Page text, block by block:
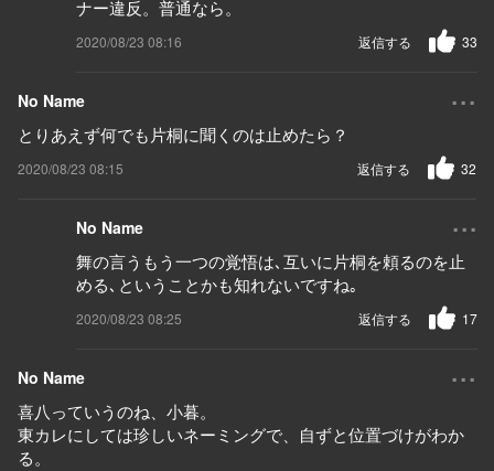
ナー違反。普通なら。
2020/08/23 08:16 33
返信する
No Name ...
とりあえず何でも片桐に聞くのは止めたら？
2020/08/23 08:15 32
返信する
No Name ...
舞の言うもう一つの覚悟は､互いに片桐を頼るのを止
める､ということかも知れないですね｡
2020/08/23 08:25 17
返信する
No Name ...
喜八っていうのね、小暮。
東カレにしては珍しいネーミングで、自ずと位置づけがわか
る。